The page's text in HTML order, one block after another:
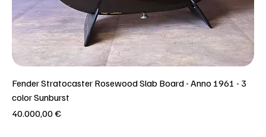
Fender Stratocaster Rosewood Slab Board - Anno 1961 - 3
color Sunburst
Prezzo
40.000,00 €